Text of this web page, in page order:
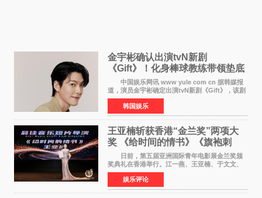
金宇彬确认出演tvN新剧
《Gift》！化身棒球教练带领垫底
球队逆袭
中国娱乐网讯 www yule com cn 据韩媒报
道，演员金宇彬确定出演tvN新剧《Gift》，该剧
预计将于下半年播出，引发观众高度期待。
本剧改编自同名网络漫画，讲述一位经历意外事
故后获得特殊
韩国娱乐
王亚楠斩获香港“金兰奖”两项大
奖 《给时间的情书》《旗袍刺
客》双双获肯定
日前，第五届亚洲国际青年电影展金兰奖颁
奖典礼在香港举行。江一燕、王亚楠、于文文、
李东学等知名演员出席活动。著名演员、导演王
亚楠凭借音乐故事片《给时间的情书》和院线电
影《旗袍刺客》
娱乐评论